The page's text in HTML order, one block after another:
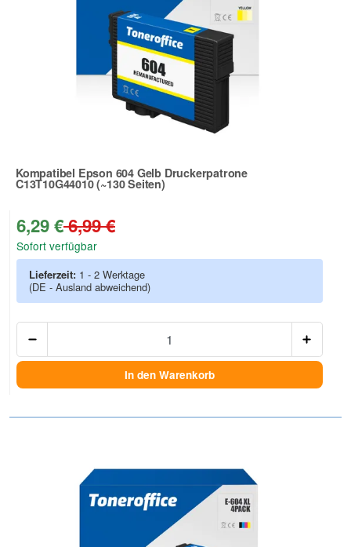
Kompatibel Epson 604 Gelb Druckerpatrone
C13T10G44010 (~130 Seiten)
Zur Artikelbewertung
6,29 €6,99 €
Sofort verfügbar
Lieferzeit: 1 - 2 Werktage
(DE - Ausland abweichend)
In den Warenkorb